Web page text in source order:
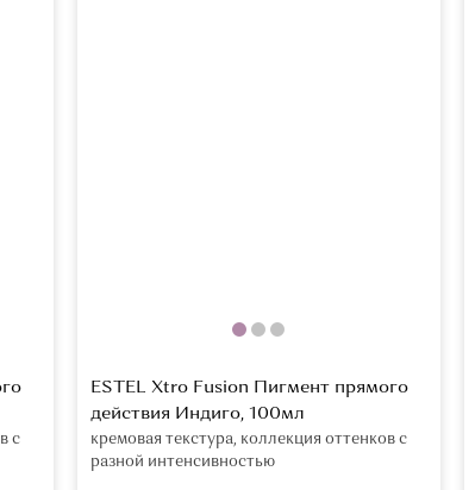
с
ESTEL Xtro Fusion Пигмент прямого
действия Индиго, 100мл
кремовая текстура, коллекция оттенков с
разной интенсивностью